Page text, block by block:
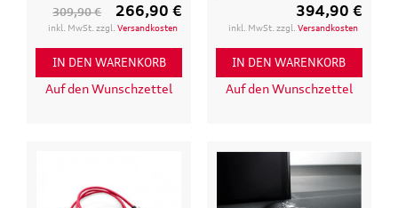
309,90 € 266,90 €
inkl. MwSt. zzgl.Versandkosten
IN DEN WARENKORB
Auf den Wunschzettel
394,90 €
inkl. MwSt. zzgl. Versandkosten
IN DEN WARENKORB
Auf den Wunschzettel